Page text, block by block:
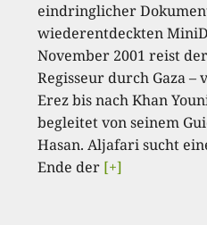
eindringlicher
wiederentdeckten
November 2001 reist
Regisseur durch Gaza –
Erez bis nach Khan
begleitet von seinem
Hasan. Aljafari sucht
Ende der [+]